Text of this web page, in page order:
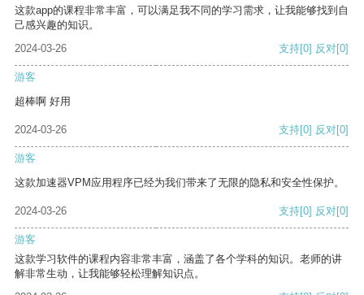
这款app的课程非常丰富，可以满足我不同的学习需求，让我能够找到自
己感兴趣的知识。
2024-03-26
支持[0] 反对[0]
游客
超棒啊 好用
2024-03-26 支持[0] 反对[0]
游客
这款加速器VPM应用程序已经为我们带来了无限的隐私和安全性保护。
2024-03-26 支持[0] 反对[0]
游客
这款学习软件的课程内容非常丰富，涵盖了各个学科的知识。老师的讲
解非常生动，让我能够轻松理解知识点。